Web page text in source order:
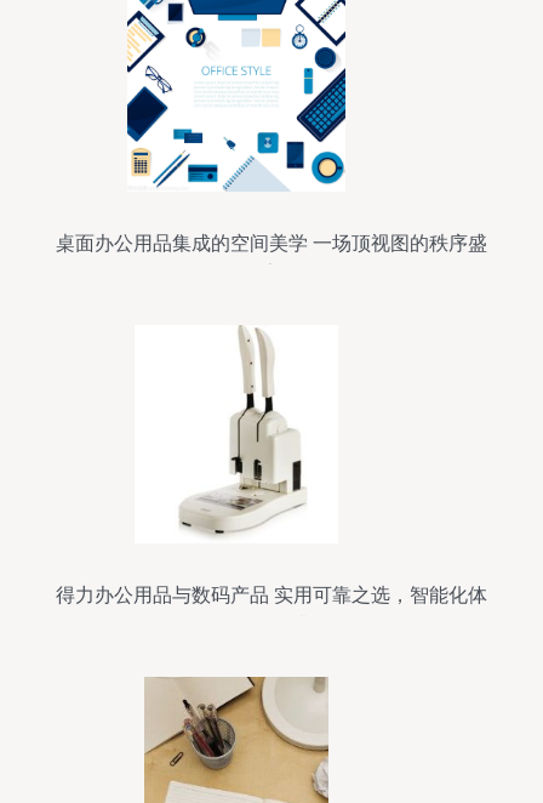
桌面办公用品集成的空间美学 一场顶视图的秩序盛
得力办公用品与数码产品 实用可靠之选，智能化体